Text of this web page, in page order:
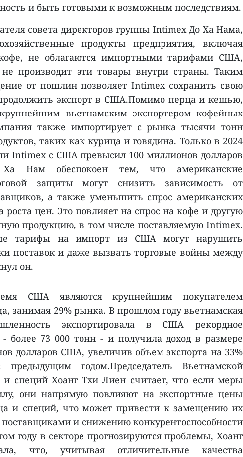
и быть готовыми к возможным последствиям.
совета директоров группы Intimex До Ха Нама,
продукты предприятия, включая
не облагаются импортными тарифами США,
не производит эти товары внутри страны. Таким
от пошлин позволяет Intimex сохранить свою
экспорт в США.Помимо перца и кешью,
вьетнамским экспортером кофейных
также импортирует с рынка тысячи тонн
таких как курица и говядина. Только в 2024
Intimex с США превысил 100 миллионов долларов
Нам обеспокоен тем, что американские
защиты могут снизить зависимость от
а также уменьшить спрос американских
роста цен. Это повлияет на спрос на кофе и другую
продукцию, в том числе поставляемую Intimex.
тарифы на импорт из США могут нарушить
поставок и даже вызвать торговые войны между
он.
США являются крупнейшим покупателем
занимая 29% рынка. В прошлом году вьетнамская
экспортировала в США рекордное
- более 73 000 тонн - и получила доход в размере
долларов США, увеличив объем экспорта на 33%
годом.Председатель Вьетнамской
и специй Хоанг Тхи Лиен считает, что если меры
они напрямую повлияют на экспортные цены
и специй, что может привести к замещению их
и снижению конкурентоспособности
году в секторе прогнозируются проблемы, Хоанг
что, учитывая отличительные качества